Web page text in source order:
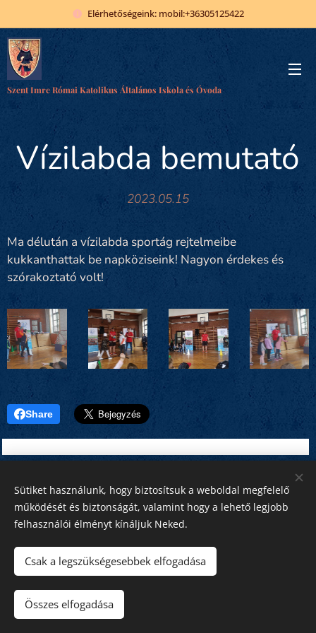
Elérhetőségeink: mobil:+36305125422
Szent Imre Római Katolikus Általános Iskola és Óvoda
Vízilabda bemutató
2023.05.15
Ma délután a vízilabda sportág rejtelmeibe
kukkanthattak be napköziseink! Nagyon érdekes és
szórakoztató volt!
Share
Minden jog fenntartva!
Szent Imre 2026
Sütiket használunk, hogy biztosítsuk a weboldal megfelelő
működését és biztonságát, valamint hogy a lehető legjobb
felhasználói élményt kínáljuk Neked.
Csak a legszükségesebbek elfogadása
Összes elfogadása